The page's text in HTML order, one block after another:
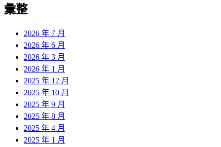
彙整
2026 年 7 月
2026 年 6 月
2026 年 3 月
2026 年 1 月
2025 年 12 月
2025 年 10 月
2025 年 9 月
2025 年 8 月
2025 年 4 月
2025 年 1 月